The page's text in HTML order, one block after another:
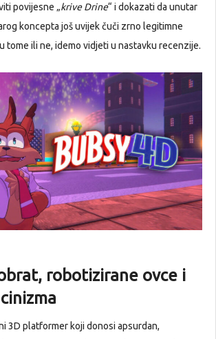
povijesne „krive Drine“ i dokazati da unutar
koncepta još uvijek čuči zrno legitimne
tome ili ne, idemo vidjeti u nastavku recenzije.
robotizirane ovce i
3D platformer koji donosi apsurdan,